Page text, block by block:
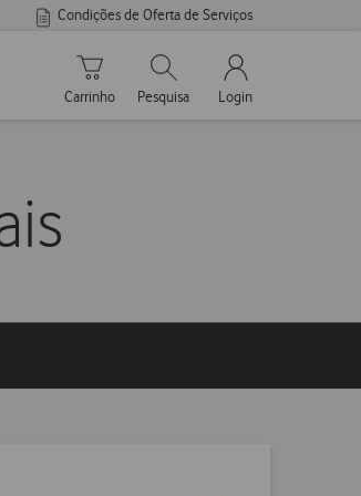
Condições de Oferta de Serviços
Carrinho de compras
Carrinho
Pesquisar
Pesquisa
My Vodafone
Login